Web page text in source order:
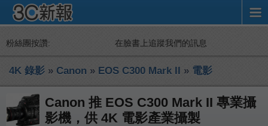
粉絲團按讚: 在臉書上追蹤我們的訊息
4K 錄影 » Canon » EOS C300 Mark II » 電影
Canon 推 EOS C300 Mark II 專業攝
影機，供 4K 電影產業攝製